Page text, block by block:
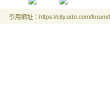
引用網址：https://city.udn.com/